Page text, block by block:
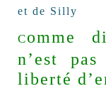
et de Silly
Comme
n’est
liberté